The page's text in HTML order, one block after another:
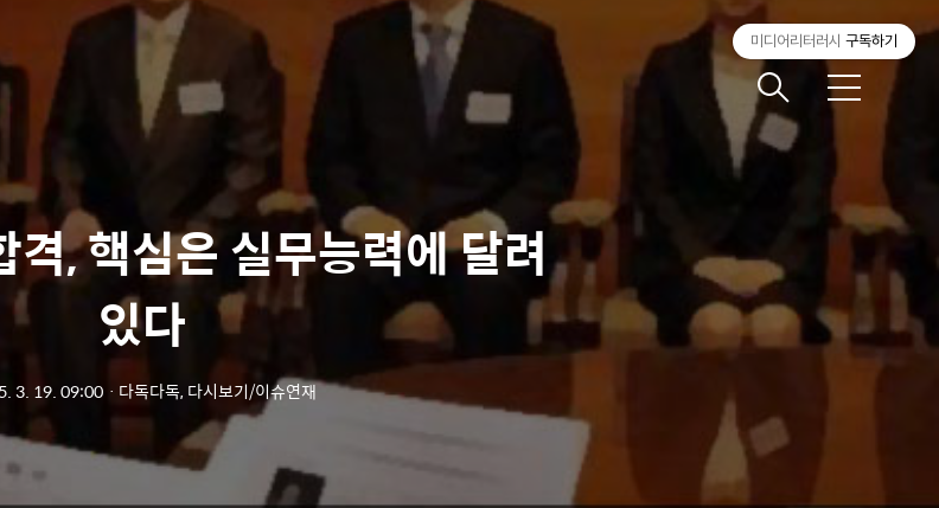
메
격, 핵심은 실무능력에 달려
있다
3. 19. 09:00ㆍ 다독다독, 다시보기/이슈연재
미디어리터러시 구독하기